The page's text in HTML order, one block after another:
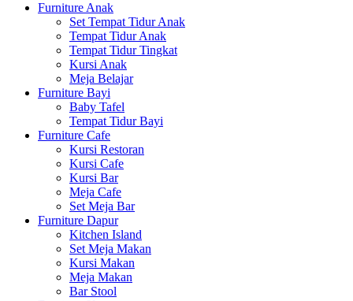
Furniture Anak
Set Tempat Tidur Anak
Tempat Tidur Anak
Tempat Tidur Tingkat
Kursi Anak
Meja Belajar
Furniture Bayi
Baby Tafel
Tempat Tidur Bayi
Furniture Cafe
Kursi Restoran
Kursi Cafe
Kursi Bar
Meja Cafe
Set Meja Bar
Furniture Dapur
Kitchen Island
Set Meja Makan
Kursi Makan
Meja Makan
Bar Stool